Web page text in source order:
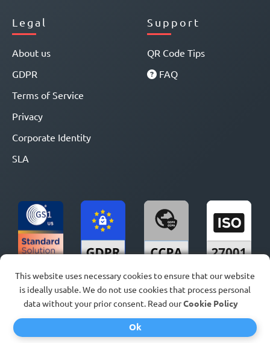
Legal
About us
GDPR
Terms of Service
Privacy
Corporate Identity
SLA
Support
QR Code Tips
FAQ
Sedi
This website uses necessary cookies to ensure that our website
is ideally usable. We do not use cookies that process personal
data without your prior consent. Read ourCookie Policy
Ok